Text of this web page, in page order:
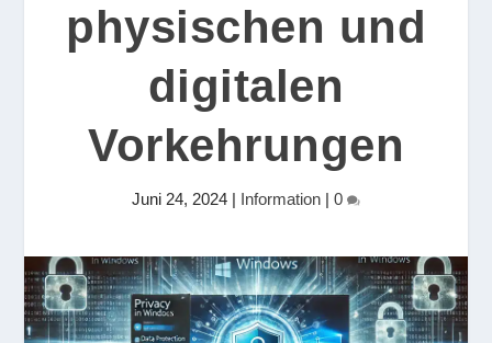
physischen und
digitalen
Vorkehrungen
Juni 24, 2024 | Information | 0